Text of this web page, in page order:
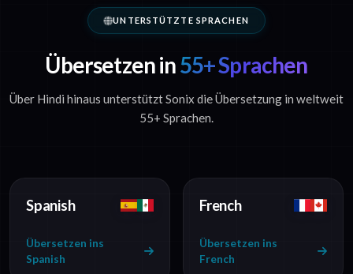
UNTERSTÜTZTE SPRACHEN
Übersetzen in55+ Sprachen
Über Hindi hinaus unterstützt Sonix die Übersetzung in weltweit
55+ Sprachen.
Spanish
Übersetzen ins
Spanish
French
Übersetzen ins
French